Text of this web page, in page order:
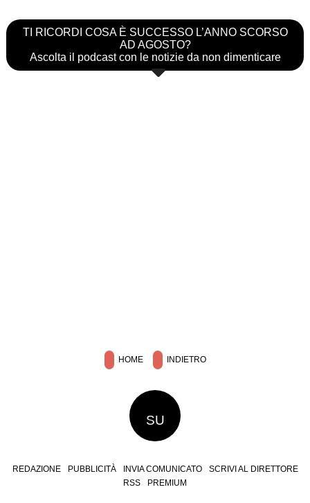
TI RICORDI COSA È SUCCESSO L’ANNO SCORSO
AD AGOSTO?
Ascolta il podcast con le notizie da non dimenticare
HOME INDIETRO
SU
REDAZIONE PUBBLICITÀ INVIA COMUNICATO
SCRIVI AL DIRETTORE
RSS
PREMIUM